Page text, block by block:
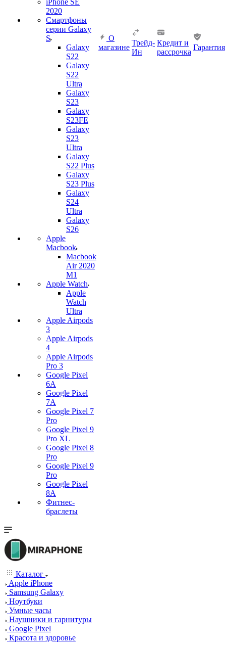
iPhone SE
2020
Смартфоны
серии Galaxy
S
Galaxy
S22
Galaxy
S22
Ultra
Galaxy
S23
Galaxy
S23FE
Galaxy
S23
Ultra
Galaxy
S22 Plus
Galaxy
S23 Plus
Galaxy
S24
Ultra
Galaxy
S26
Apple
Macbook
Macbook
Air 2020
M1
Apple Watch
Apple
Watch
Ultra
Apple Airpods
3
Apple Airpods
4
Apple Airpods
Pro 3
Google Pixel
6A
Google Pixel
7А
Google Pixel 7
Pro
Google Pixel 9
Pro XL
Google Pixel 8
Pro
Google Pixel 9
Pro
Google Pixel
8A
Фитнес-
браслеты
О
магазине
Трейд-
Ин
Кредит и
рассрочка
Гарантия
Каталог
Apple iPhone
Samsung Galaxy
Ноутбуки
Умные часы
Наушники и гарнитуры
Google Pixel
Красота и здоровье